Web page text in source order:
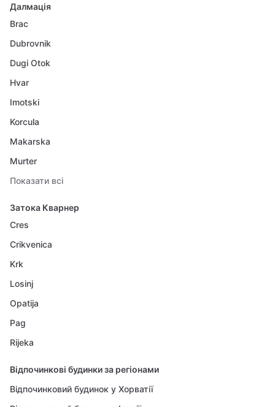
Далмація
Brac
Dubrovnik
Dugi Otok
Hvar
Imotski
Korcula
Makarska
Murter
Показати всі
Затока Кварнер
Cres
Crikvenica
Krk
Losinj
Opatija
Pag
Rijeka
Відпочинкові будинки за регіонами
Відпочинковий будинок у Хорватії